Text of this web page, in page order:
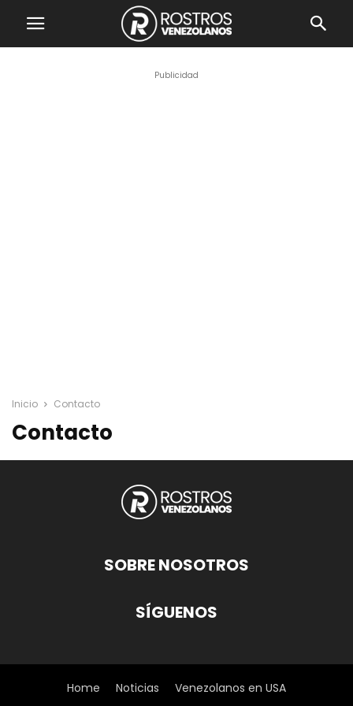
Publicidad
Inicio Contacto
Contacto
SOBRE NOSOTROS
SÍGUENOS
Home Noticias Venezolanos en USA